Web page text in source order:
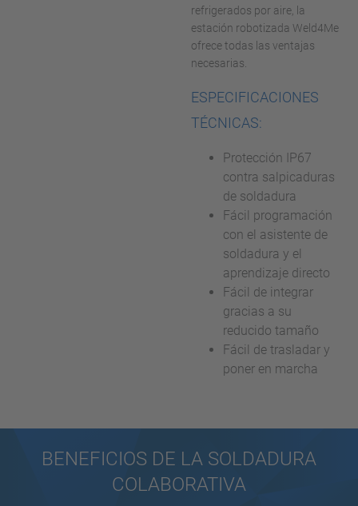
refrigerados por aire, la
estación robotizada Weld4Me
ofrece todas las ventajas
necesarias.
ESPECIFICACIONES
TÉCNICAS:
Protección IP67
contra salpicaduras
de soldadura
Fácil programación
con el asistente de
soldadura y el
aprendizaje directo
Fácil de integrar
gracias a su
reducido tamaño
Fácil de trasladar y
poner en marcha
BENEFICIOS DE LA SOLDADURA
COLABORATIVA